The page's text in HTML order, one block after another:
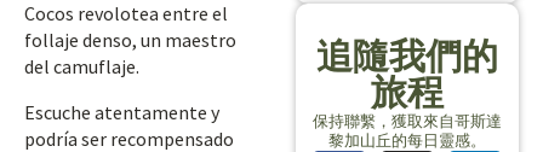
Cocos revolotea entre el
follaje denso, un maestro
del camuflaje.
Escuche atentamente y
podría ser recompensado
追隨我們的
旅程
保持聯繫，獲取來自哥斯達
黎加山丘的每日靈感。